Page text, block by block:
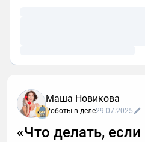
Маша Новикова
Роботы в деле29.07.2025
«Что делать,